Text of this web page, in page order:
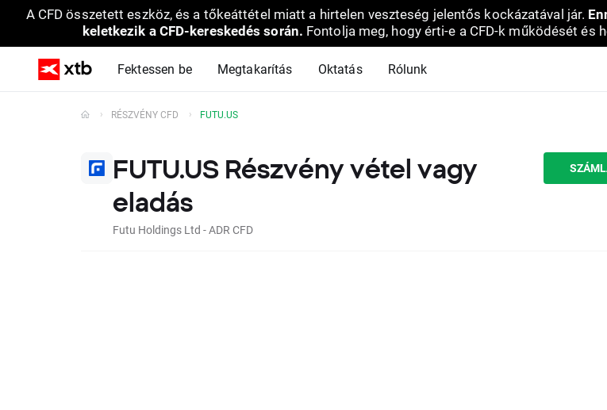
A CFD összetett eszköz, és a tőkeáttétel miatt a hirtelen veszteség jelentős kockázatával jár.
keletkezik a CFD-kereskedés során. Fontolja meg, hogy érti-e a CFD-k működését
Fektessen be Megtakarítás Oktatás Rólunk
RÉSZVÉNY CFD FUTU.US
FUTU.US Részvény vétel vagy
eladás
Futu Holdings Ltd - ADR CFD